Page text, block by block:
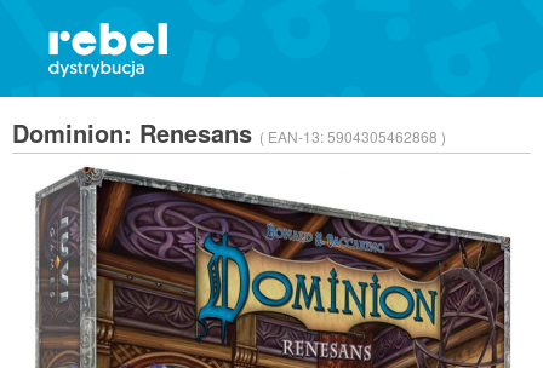
Dominion: Renesans ( EAN-13:5904305462868 )